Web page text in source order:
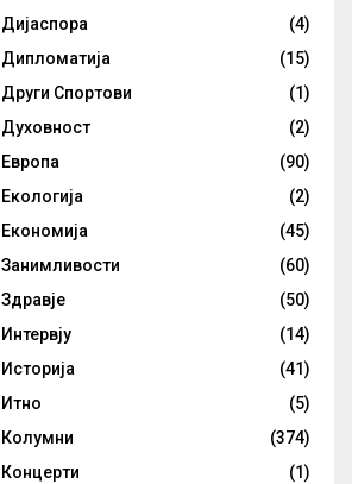
Дијаспора
(4)
Дипломатија
(15)
Други Спортови
(1)
Духовност
(2)
Европа
(90)
Екологија
(2)
Економија
(45)
Занимливости
(60)
Здравје
(50)
Интервју
(14)
Историја
(41)
Итно
(5)
Колумни
(374)
Концерти
(1)